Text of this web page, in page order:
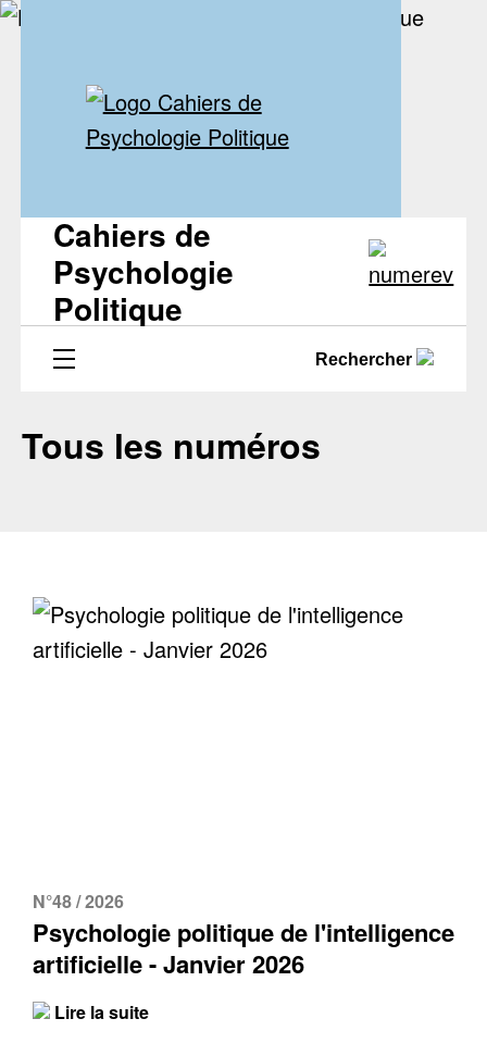
Cahiers de
Psychologie
Politique
Rechercher
Tous les numéros
N°48 / 2026
Psychologie politique de l'intelligence
artificielle - Janvier 2026
Lire la suite